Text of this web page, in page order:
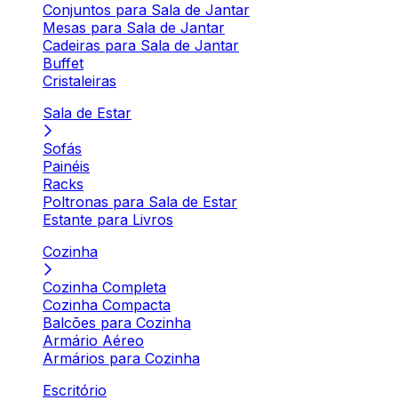
Conjuntos para Sala de Jantar
Mesas para Sala de Jantar
Cadeiras para Sala de Jantar
Buffet
Cristaleiras
Sala de Estar
Sofás
Painéis
Racks
Poltronas para Sala de Estar
Estante para Livros
Cozinha
Cozinha Completa
Cozinha Compacta
Balcões para Cozinha
Armário Aéreo
Armários para Cozinha
Escritório